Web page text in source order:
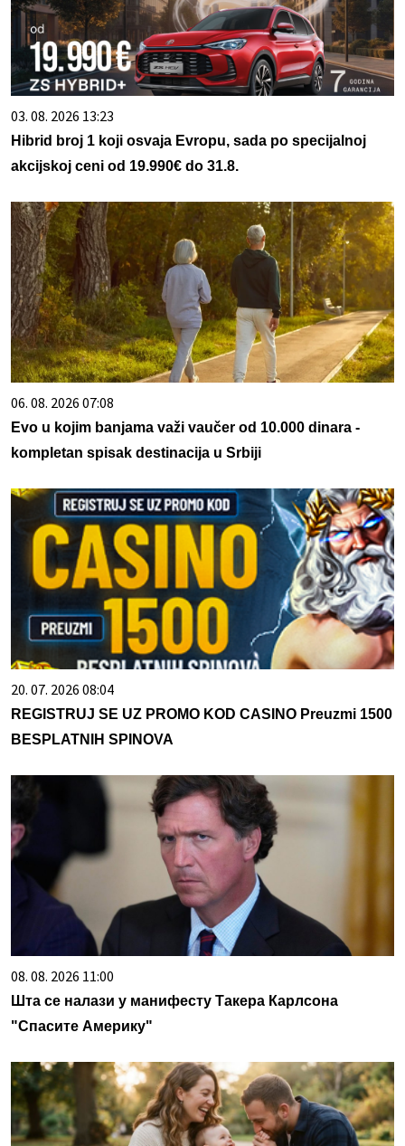
03. 08. 2026 13:23
Hibrid broj 1 koji osvaja Evropu, sada po specijalnoj
akcijskoj ceni od 19.990€ do 31.8.
06. 08. 2026 07:08
Evo u kojim banjama važi vaučer od 10.000 dinara -
kompletan spisak destinacija u Srbiji
20. 07. 2026 08:04
REGISTRUJ SE UZ PROMO KOD CASINO Preuzmi 1500
BESPLATNIH SPINOVA
08. 08. 2026 11:00
Шта се налази у манифесту Такера Карлсона
"Спасите Америку"